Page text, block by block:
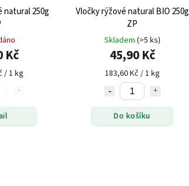
natural 250g
Kč
/ 1 kg
Vločky rýžové natural BIO 250g
ZP
Skladem (>5 ks)
45,90 Kč
183,60 Kč / 1 kg
Do košíku